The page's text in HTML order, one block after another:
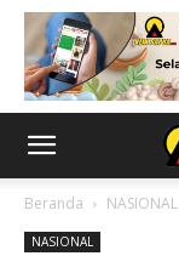
Beranda NASIONAL
NASIONAL